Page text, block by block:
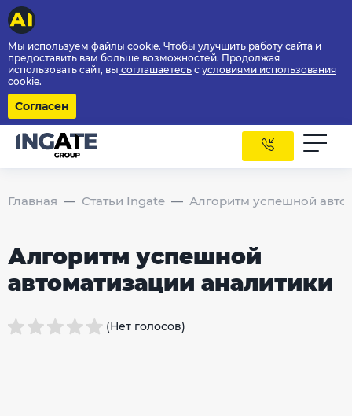
Мы используем файлы cookie. Чтобы улучшить работу сайта и
предоставить вам больше возможностей. Продолжая
использовать сайт, вы соглашаетесь с условиями использования
cookie.
Согласен
Главная Статьи Ingate Алгоритм успешной
Алгоритм успешной
автоматизации аналитики
(Нет голосов)